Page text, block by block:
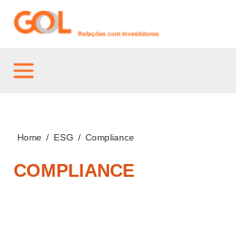
Home / ESG / Compliance
COMPLIANCE